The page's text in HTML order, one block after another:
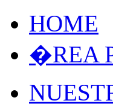
HOME
�REA